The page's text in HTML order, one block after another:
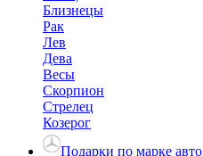
Близнецы
Рак
Лев
Дева
Весы
Скорпион
Стрелец
Козерог
Подарки по марке авто